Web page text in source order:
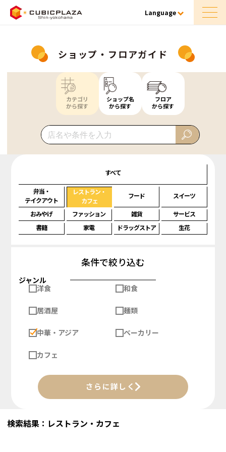
Language
ショップ・フロアガイド
カテゴリ
から探す
ショップ名
から探す
フロア
から探す
すべて
弁当・
テイクアウト
レストラン・
カフェ
フード スイーツ
おみやげ ファッション 雑貨
サービス
書籍
家電 ドラッグストア 生花
条件で絞り込む
ジャンル
洋食
和食
居酒屋 麺類
中華・アジア ベーカリー
カフェ
さらに詳しく
検索結果：レストラン・カフェ